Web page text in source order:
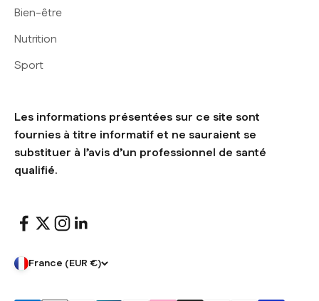
Bien-être
Nutrition
Sport
Les informations présentées sur ce site sont
fournies à titre informatif et ne sauraient se
substituer à l’avis d’un professionnel de santé
qualifié.
France (EUR €)